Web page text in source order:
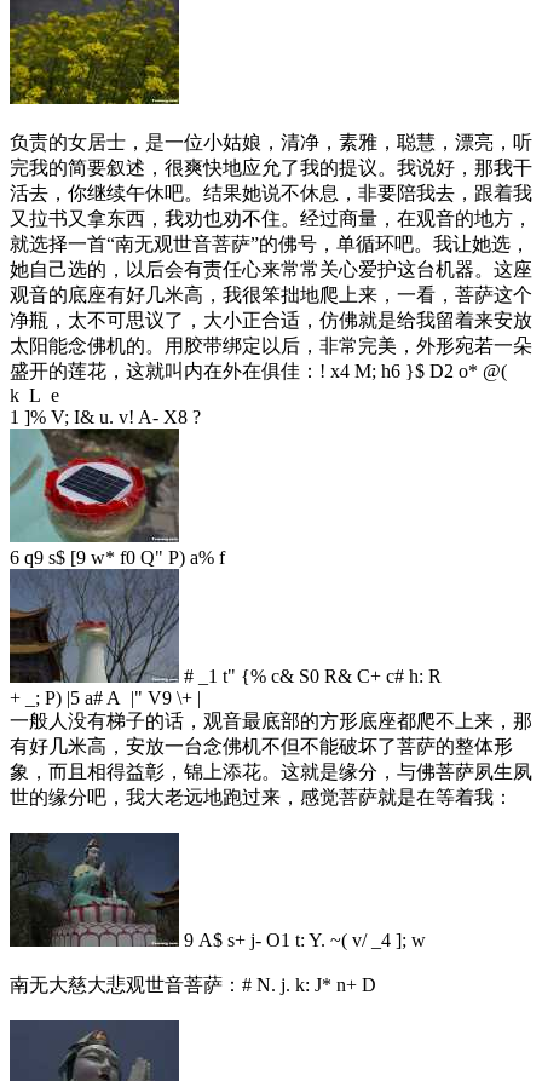
负责的女居士，是一位小姑娘，清净，素雅，聪慧，漂亮，听
完我的简要叙述，很爽快地应允了我的提议。我说好，那我干
活去，你继续午休吧。结果她说不休息，非要陪我去，跟着我
又拉书又拿东西，我劝也劝不住。经过商量，在观音的地方，
就选择一首“南无观世音菩萨”的佛号，单循环吧。我让她选，
她自己选的，以后会有责任心来常常关心爱护这台机器。这座
观音的底座有好几米高，我很笨拙地爬上来，一看，菩萨这个
净瓶，太不可思议了，大小正合适，仿佛就是给我留着来安放
太阳能念佛机的。用胶带绑定以后，非常完美，外形宛若一朵
盛开的莲花，这就叫内在外在俱佳： ! x4 M; h6 }$ D2 o* @(
k L e
1 ]% V; I& u. v! A- X8 ?
6 q9 s$ [9 w* f0 Q" P) a% f
# _1 t" {% c& S0 R& C+ c# h: R
+ _; P) |5 a# A |" V9 \+ |
一般人没有梯子的话，观音最底部的方形底座都爬不上来，那
有好几米高，安放一台念佛机不但不能破坏了菩萨的整体形
象，而且相得益彰，锦上添花。这就是缘分，与佛菩萨夙生夙
世的缘分吧，我大老远地跑过来，感觉菩萨就是在等着我：
9 A$ s+ j- O1 t: Y. ~( v/ _4 ]; w
南无大慈大悲观世音菩萨： # N. j. k: J* n+ D